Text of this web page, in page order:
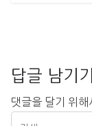
답글 남기기
댓글을 달기 위해